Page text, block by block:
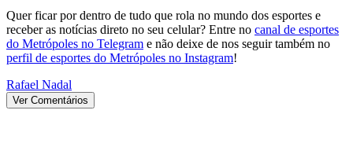
Quer ficar por dentro de tudo que rola no mundo dos esportes e
receber as notícias direto no seu celular? Entre no canal de esportes
do Metrópoles no Telegram e não deixe de nos seguir também no
perfil de esportes do Metrópoles no Instagram!
Rafael Nadal
Ver Comentários